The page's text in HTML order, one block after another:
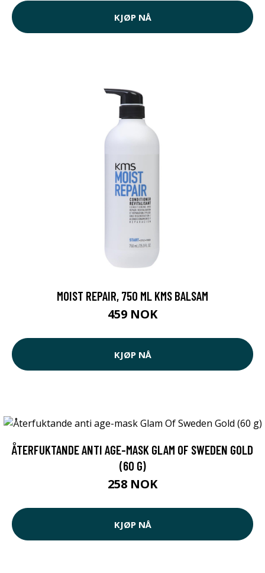
KJØP NÅ
MOIST REPAIR, 750 ML KMS BALSAM
459 NOK
KJØP NÅ
ÅTERFUKTANDE ANTI AGE-MASK GLAM OF SWEDEN GOLD
(60 G)
258 NOK
KJØP NÅ